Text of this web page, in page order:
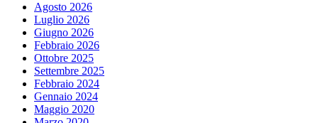
Agosto 2026
Luglio 2026
Giugno 2026
Febbraio 2026
Ottobre 2025
Settembre 2025
Febbraio 2024
Gennaio 2024
Maggio 2020